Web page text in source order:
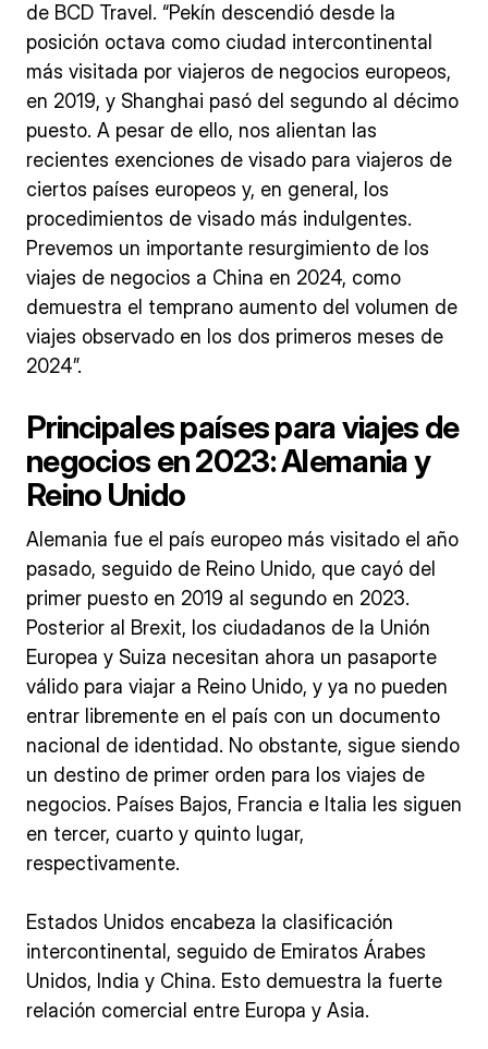
de BCD Travel. “Pekín descendió desde la
posición octava como ciudad intercontinental
más visitada por viajeros de negocios europeos,
en 2019, y Shanghai pasó del segundo al décimo
puesto. A pesar de ello, nos alientan las
recientes exenciones de visado para viajeros de
ciertos países europeos y, en general, los
procedimientos de visado más indulgentes.
Prevemos un importante resurgimiento de los
viajes de negocios a China en 2024, como
demuestra el temprano aumento del volumen de
viajes observado en los dos primeros meses de
2024”.
Principales países para viajes de
negocios en 2023: Alemania y
Reino Unido
Alemania fue el país europeo más visitado el año
pasado, seguido de Reino Unido, que cayó del
primer puesto en 2019 al segundo en 2023.
Posterior al Brexit, los ciudadanos de la Unión
Europea y Suiza necesitan ahora un pasaporte
válido para viajar a Reino Unido, y ya no pueden
entrar libremente en el país con un documento
nacional de identidad. No obstante, sigue siendo
un destino de primer orden para los viajes de
negocios. Países Bajos, Francia e Italia les siguen
en tercer, cuarto y quinto lugar,
respectivamente.
Estados Unidos encabeza la clasificación
intercontinental, seguido de Emiratos Árabes
Unidos, India y China. Esto demuestra la fuerte
relación comercial entre Europa y Asia.